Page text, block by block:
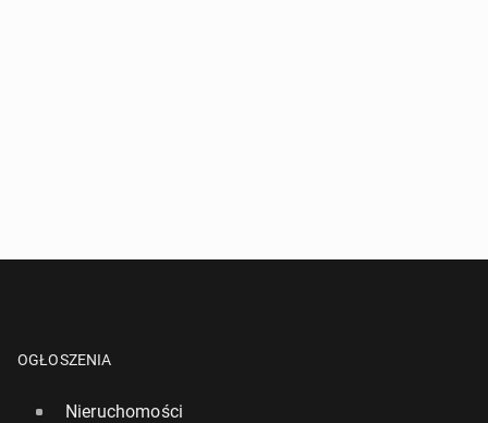
OGŁOSZENIA
Nieruchomości